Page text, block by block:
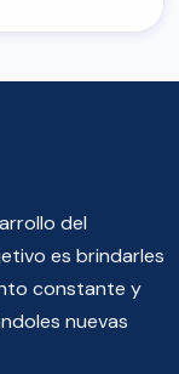
del
es brindarles
constante y
nuevas